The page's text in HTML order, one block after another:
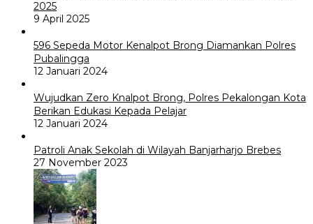
2025
9 April 2025
596 Sepeda Motor Kenalpot Brong Diamankan Polres
Pubalingga
12 Januari 2024
Wujudkan Zero Knalpot Brong, Polres Pekalongan Kota
Berikan Edukasi Kepada Pelajar
12 Januari 2024
Patroli Anak Sekolah di Wilayah Banjarharjo Brebes
27 November 2023